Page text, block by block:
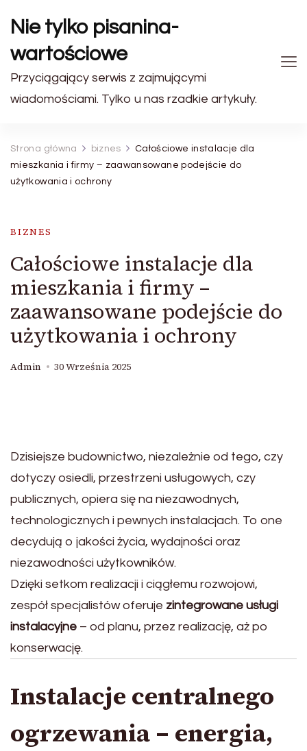
Nie tylko pisanina-
wartościowe
Przyciągający serwis z zajmującymi
wiadomościami. Tylko u nas rzadkie artykuły.
Strona główna biznes
Całościowe instalacje dla
mieszkania i firmy – zaawansowane podejście do
użytkowania i ochrony
BIZNES
Całościowe instalacje dla
mieszkania i firmy –
zaawansowane podejście do
użytkowania i ochrony
Admin 30 Września 2025
Dzisiejsze budownictwo, niezależnie od tego, czy
dotyczy osiedli, przestrzeni usługowych, czy
publicznych, opiera się na niezawodnych,
technologicznych i pewnych instalacjach. To one
decydują o jakości życia, wydajności oraz
niezawodności użytkowników.
Dzięki setkom realizacji i ciągłemu rozwojowi,
zespół specjalistów oferuje zintegrowane usługi
instalacyjne – od planu, przez realizację, aż po
konserwację.
Instalacje centralnego
ogrzewania – energia,